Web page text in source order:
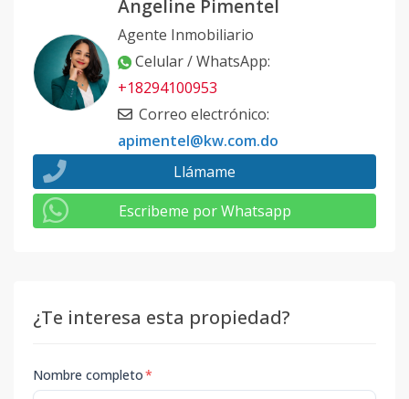
Angeline Pimentel
Agente Inmobiliario
Celular / WhatsApp:
+18294100953
Correo electrónico:
apimentel@kw.com.do
Llámame
Escribeme por Whatsapp
¿Te interesa esta propiedad?
Nombre completo*